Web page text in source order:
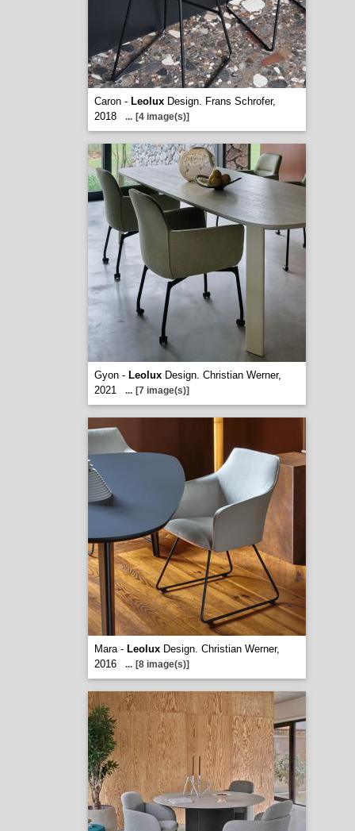
Caron - LeoluxDesign. Frans Schrofer,
2018
... [4 image(s)]
Gyon - LeoluxDesign. Christian Werner,
2021
... [7 image(s)]
Mara - LeoluxDesign. Christian Werner,
2016
... [8 image(s)]